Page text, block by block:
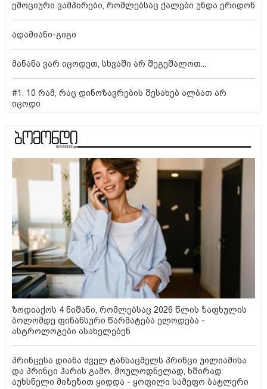
ემოციური ვამპირები, რომლებსაც ქალები უნდა ერიდონ
ადამიანი-გიგი
მანანა ვარ იცოდეთ, სხვაში არ შეგეშალოთ...
#1. 10 რამ, რაც დინოზავრების შესახებ ალბათ არ
იცოდი
ზოდიაქოს 4 ნიშანი, რომლებსაც 2026 წლის ზაფხულის
ბოლომდე ფინანსური წარმატება ელოდება -
ასტროლოგები ასახელებენ
პრინცესა დიანა ძველ ტანსაცმელს პრინცი უილიამისა
და პრინცი ჰარის გამო, მოულოდნელად, ხშირად
აუხსნელი მიზეზით ყიდდა - ყოფილი სამეფო ბატლერი